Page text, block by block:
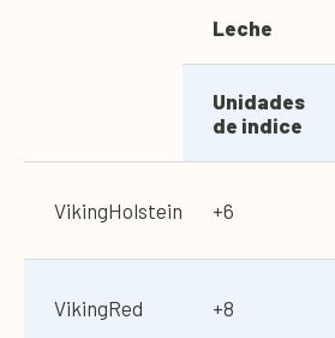
Leche
Unidades
de indice
VikingHolstein +6
VikingRed +8